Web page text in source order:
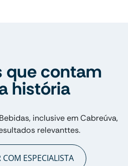
que contam
história
inclusive em Cabreúva,
relevanttes.
COM ESPECIALISTA